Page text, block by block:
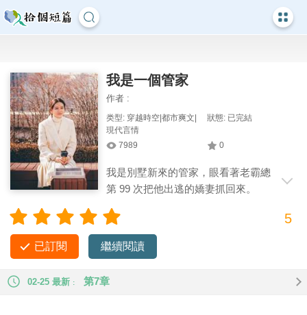
我是一個管家
作者 :
类型: 穿越時空|都市爽文|
現代言情
狀態: 已完結
7989 0
我是別墅新來的管家，眼看著老霸總
第 99 次把他出逃的嬌妻抓回來。
身為管家，盡職地關上門，讓他們如愿上演老霸總強制愛。 小
少爺不懂事大鬧拍門。 我感慨:「老爺都多久沒笑過了啊，少爺
您就可憐可憐他吧……」 十八歲的小少爺一身正氣，「囚禁婦
#穿書
5
已訂閱 繼續閱讀
02-25 最新 第7章